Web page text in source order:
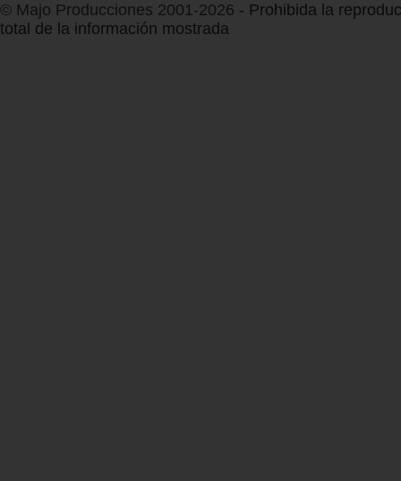
© Majo Producciones 2001-2026 - Prohibida la
total de la información mostrada